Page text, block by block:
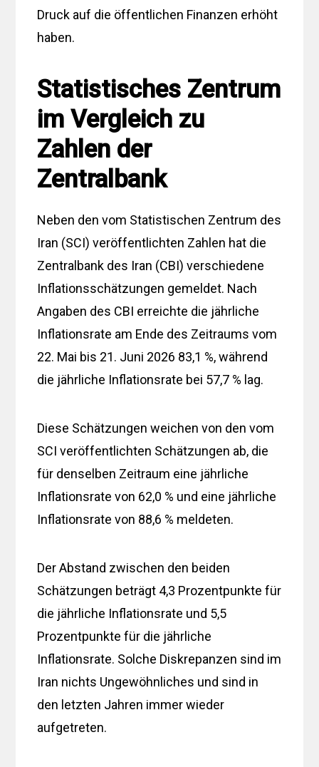
Druck auf die öffentlichen Finanzen erhöht
haben.
Statistisches Zentrum
im Vergleich zu
Zahlen der
Zentralbank
Neben den vom Statistischen Zentrum des
Iran (SCI) veröffentlichten Zahlen hat die
Zentralbank des Iran (CBI) verschiedene
Inflationsschätzungen gemeldet. Nach
Angaben des CBI erreichte die jährliche
Inflationsrate am Ende des Zeitraums vom
22. Mai bis 21. Juni 2026 83,1 %, während
die jährliche Inflationsrate bei 57,7 % lag.
Diese Schätzungen weichen von den vom
SCI veröffentlichten Schätzungen ab, die
für denselben Zeitraum eine jährliche
Inflationsrate von 62,0 % und eine jährliche
Inflationsrate von 88,6 % meldeten.
Der Abstand zwischen den beiden
Schätzungen beträgt 4,3 Prozentpunkte für
die jährliche Inflationsrate und 5,5
Prozentpunkte für die jährliche
Inflationsrate. Solche Diskrepanzen sind im
Iran nichts Ungewöhnliches und sind in
den letzten Jahren immer wieder
aufgetreten.